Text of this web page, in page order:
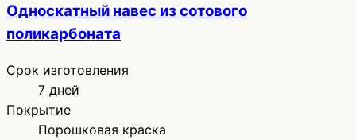
Односкатный навес из сотового
поликарбоната
Срок изготовления
7 дней
Покрытие
Порошковая краска